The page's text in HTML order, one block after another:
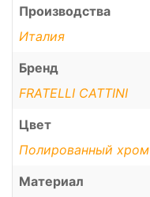
Производства
Италия
Бренд
FRATELLI CATTINI
Цвет
Полированный хром
Материал